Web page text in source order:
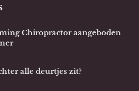
Chiropractor aangeboden
alle deurtjes zit?